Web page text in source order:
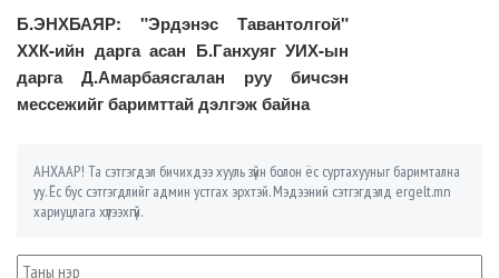
Б.ЭНХБАЯР: "Эрдэнэс Тавантолгой"
ХХК-ийн дарга асан Б.Ганхуяг УИХ-ын
дарга Д.Амарбаясгалан руу бичсэн
мессежийг баримттай дэлгэж байна
АНХААР! Та сэтгэгдэл бичихдээ хууль зүйн болон ёс суртахууныг баримтална
уу. Ёс бус сэтгэгдлийг админ устгах эрхтэй. Мэдээний сэтгэгдэлд ergelt.mn
хариуцлага хүлээхгүй.